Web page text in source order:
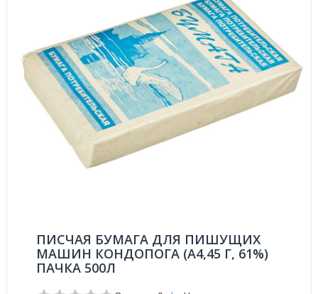
ПИСЧАЯ БУМАГА ДЛЯ ПИШУЩИХ
МАШИН КОНДОПОГА (А4,45 Г, 61%)
ПАЧКА 500Л